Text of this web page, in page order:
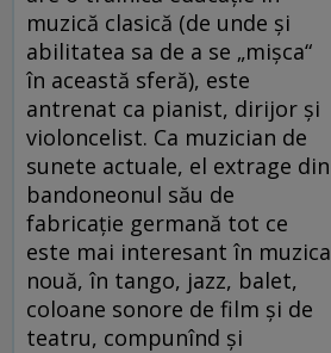
muzică clasică (de unde și
abilitatea sa de a se „mișca“
în această sferă), este
antrenat ca pianist, dirijor și
violoncelist. Ca muzician de
sunete actuale, el extrage din
bandoneonul său de
fabricație germană tot ce
este mai interesant în muzica
nouă, în tango, jazz, balet,
coloane sonore de film și de
teatru, compunînd și